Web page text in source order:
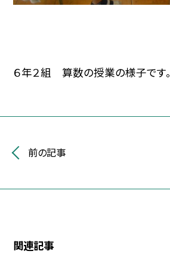
６年２組 算数の授業の様子です。
前の記事
関連記事